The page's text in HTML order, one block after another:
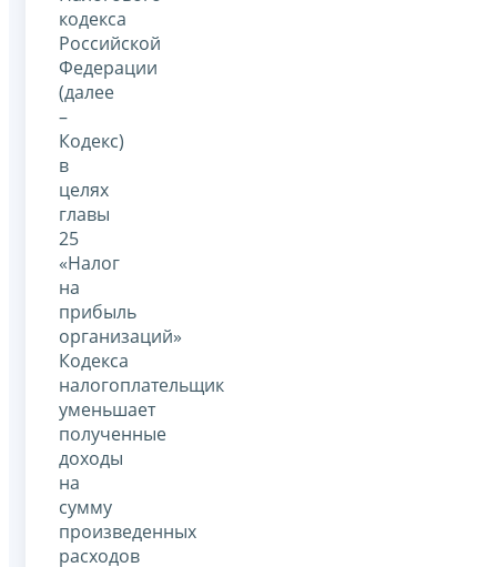
кодекса
Российской
Федерации
(далее
–
Кодекс)
в
целях
главы
25
«Налог
на
прибыль
организаций»
Кодекса
налогоплательщик
уменьшает
полученные
доходы
на
сумму
произведенных
расходов